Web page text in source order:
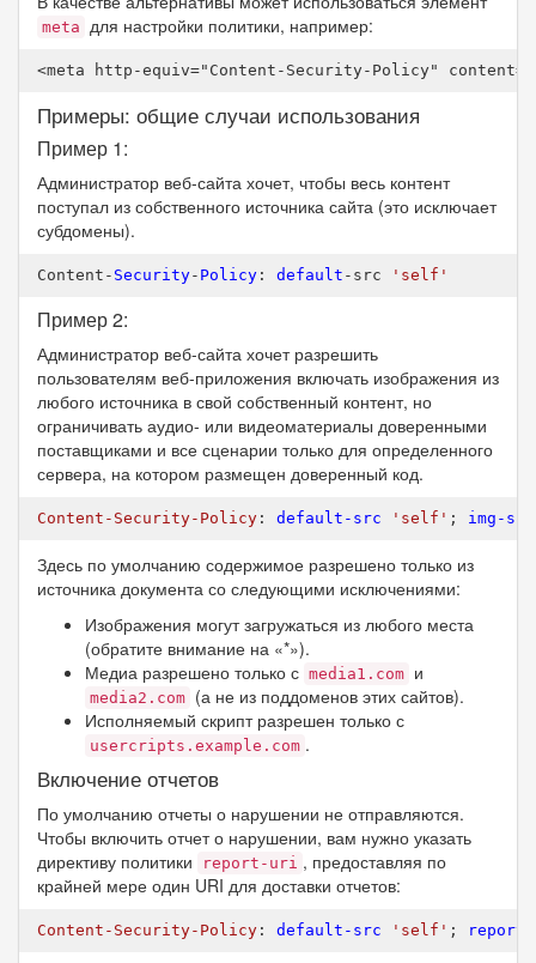
meta для настройки политики, например:
<meta http-equiv="Content-Security-Policy" content="
Примеры: общие случаи использования
Пример 1:
Администратор веб-сайта хочет, чтобы весь контент
поступал из собственного источника сайта (это исключает
субдомены).
Content- Security- Policy : default -src 'self'
Пример 2:
Администратор веб-сайта хочет разрешить
пользователям веб-приложения включать изображения из
любого источника в свой собственный контент, но
ограничивать аудио- или видеоматериалы доверенными
поставщиками и все сценарии только для определенного
сервера, на котором размещен доверенный код.
Content-Security-Policy : default-src 'self' ; img-src
Здесь по умолчанию содержимое разрешено только из
источника документа со следующими исключениями:
Изображения могут загружаться из любого места
(обратите внимание на «*»).
Медиа разрешено только с media1.com и
media2.com (а не из поддоменов этих сайтов).
Исполняемый скрипт разрешен только с
usercripts.example.com .
Включение отчетов
По умолчанию отчеты о нарушении не отправляются.
Чтобы включить отчет о нарушении, вам нужно указать
директиву политики
report-uri , предоставляя по
крайней мере один URI для доставки отчетов:
Content-Security-Policy : default-src 'self' ;